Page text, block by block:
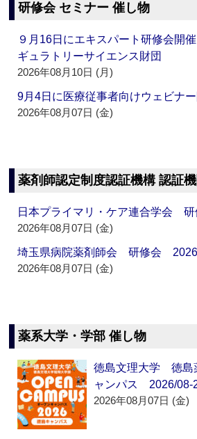
研修会 セミナー 催し物
９月16日にエキスパート研修会開
ギュラトリーサイエンス財団
2026年08月10日 (月)
9月4日に医療従事者向けウェビナ
2026年08月07日 (金)
薬剤師認定制度認証機構 認証
日本プライマリ・ケア連合学会
2026年08月07日 (金)
埼玉県病院薬剤師会 研修会
2026年08月07日 (金)
薬系大学・学部 催し物
徳島文理大学 徳
ャンパス 2026/08-
2026年08月07日 (金)